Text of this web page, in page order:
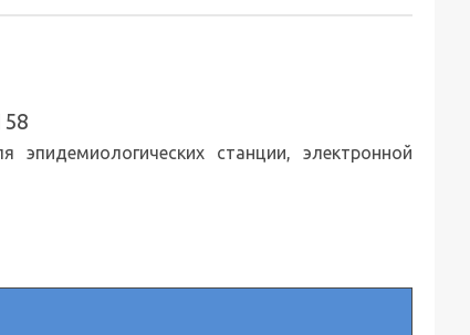
станции, электронной